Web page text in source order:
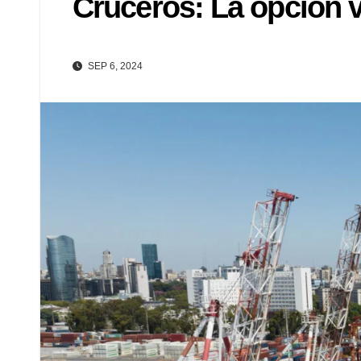
Cruceros: La opción
SEP 6, 2024